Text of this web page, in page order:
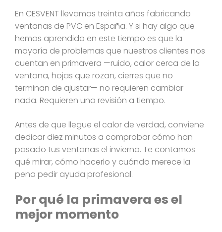
En CESVENT llevamos treinta años fabricando
ventanas de PVC en España. Y si hay algo que
hemos aprendido en este tiempo es que la
mayoría de problemas que nuestros clientes nos
cuentan en primavera —ruido, calor cerca de la
ventana, hojas que rozan, cierres que no
terminan de ajustar— no requieren cambiar
nada. Requieren una revisión a tiempo.
Antes de que llegue el calor de verdad, conviene
dedicar diez minutos a comprobar cómo han
pasado tus ventanas el invierno. Te contamos
qué mirar, cómo hacerlo y cuándo merece la
pena pedir ayuda profesional.
Por qué la primavera es el
mejor momento